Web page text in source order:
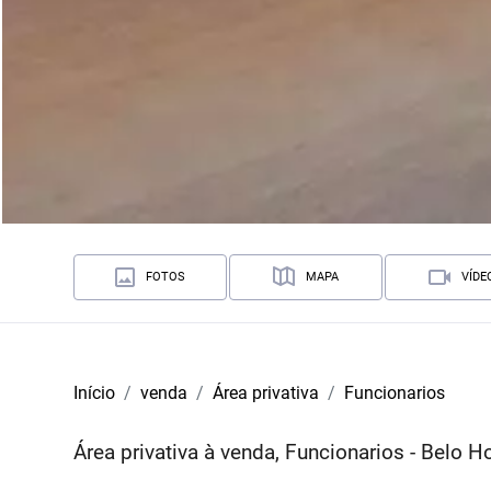
FOTOS MAPA
Início venda Área privativa Funcionarios
Área privativa à venda, Funcionarios - Belo